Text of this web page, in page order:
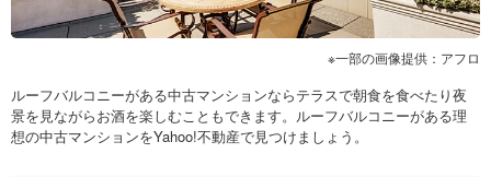
一部の画像提供：アフロ
ルーフバルコニーがある中古マンションならテラスで朝食を食べたり夜
景を見ながらお酒を楽しむこともできます。ルーフバルコニーがある理
想の中古マンションをYahoo!不動産で見つけましょう。